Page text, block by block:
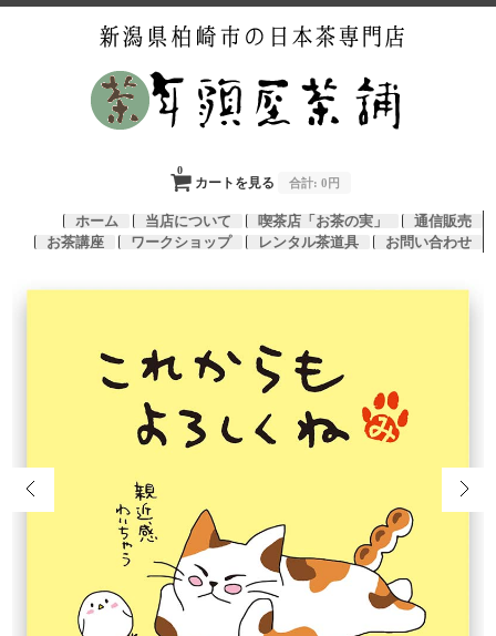
カートを見る
0
合計: 0円
ホーム 当店について 喫茶店「お茶の実」
通信販売
お茶講座
ワークショップ レンタル茶道具 お問い合わせ